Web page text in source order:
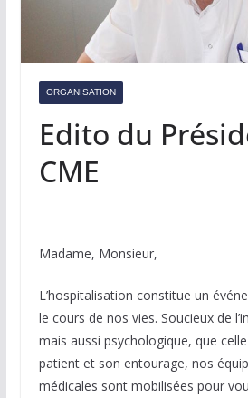
ORGANISATION
Edito du
CME
Madame, Monsieur,
L’hospitalisation constitue un
le cours de nos vies. Soucieux de
mais aussi psychologique, que
patient et son entourage, nos
médicales sont mobilisées pour